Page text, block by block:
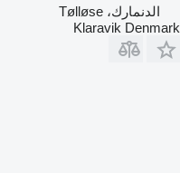
الدنمارك، Tølløse
Klaravik Denmark